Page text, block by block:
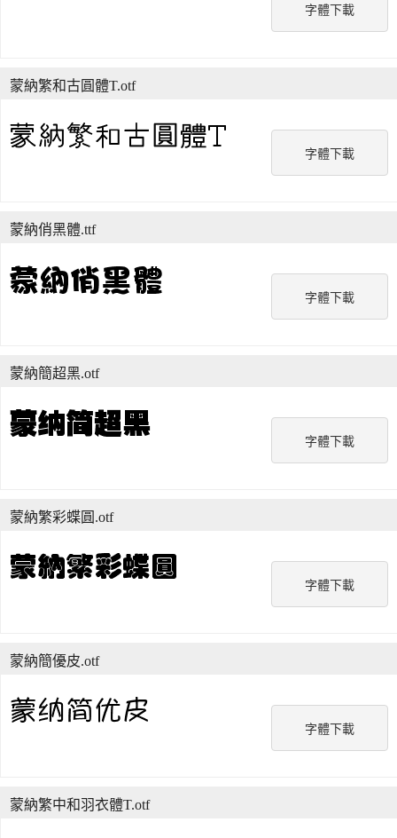
字體下載
字體下載
蒙納繁和古圓體T.otf
字體下載
蒙納俏黑體.ttf
字體下載
蒙納簡超黑.otf
字體下載
蒙納繁彩蝶圓.otf
字體下載
蒙納簡優皮.otf
蒙納繁中和羽衣體T.otf